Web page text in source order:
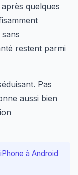
quelques
restent parmi
Pas
aussi bien
à Android